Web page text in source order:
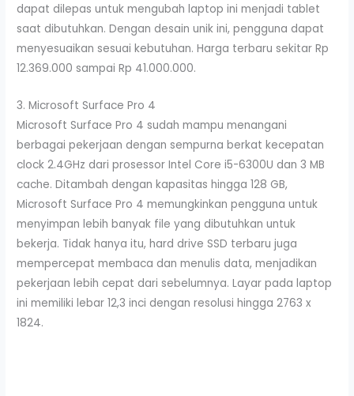
dapat dilepas untuk mengubah laptop ini menjadi tablet
saat dibutuhkan. Dengan desain unik ini, pengguna dapat
menyesuaikan sesuai kebutuhan. Harga terbaru sekitar Rp
12.369.000 sampai Rp 41.000.000.
3. Microsoft Surface Pro 4
Microsoft Surface Pro 4 sudah mampu menangani
berbagai pekerjaan dengan sempurna berkat kecepatan
clock 2.4GHz dari prosessor Intel Core i5-6300U dan 3 MB
cache. Ditambah dengan kapasitas hingga 128 GB,
Microsoft Surface Pro 4 memungkinkan pengguna untuk
menyimpan lebih banyak file yang dibutuhkan untuk
bekerja. Tidak hanya itu, hard drive SSD terbaru juga
mempercepat membaca dan menulis data, menjadikan
pekerjaan lebih cepat dari sebelumnya. Layar pada laptop
ini memiliki lebar 12,3 inci dengan resolusi hingga 2763 x
1824.